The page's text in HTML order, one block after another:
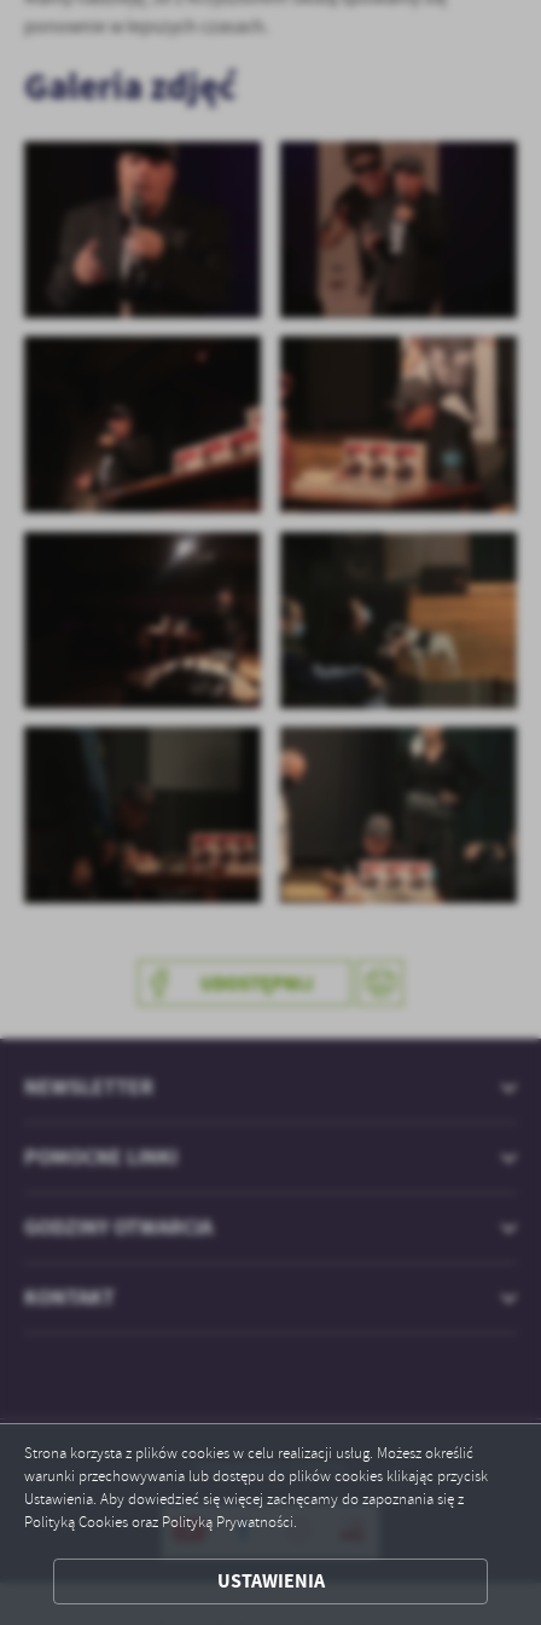
Strona korzysta z plików cookies w celu realizacji usług. Możesz określić
warunki przechowywania lub dostępu do plików cookies klikając przycisk
Ustawienia. Aby dowiedzieć się więcej zachęcamy do zapoznania się z
Polityką Cookies oraz Polityką Prywatności.
USTAWIENIA
treści w postaci wiadomości, ofert, komunikatów mediów
społecznościowych.
ZAPISZ WYBRANE
ponownie w lepszych czasach.
Galeria zdjęć
UDOSTĘPNIJ
POMOCNE LINKI
NEWSLETTER
GODZINY OTWARCIA
KONTAKT
Odwiedzin: 829501